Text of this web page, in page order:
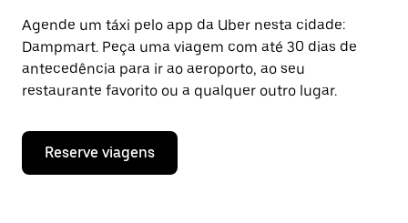
Agende um táxi pelo app da Uber nesta cidade:
Dampmart. Peça uma viagem com até 30 dias de
antecedência para ir ao aeroporto, ao seu
restaurante favorito ou a qualquer outro lugar.
Reserve viagens